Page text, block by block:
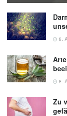
8.
8.
Zu